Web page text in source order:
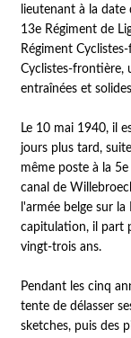
lieutenant à la
13e Régiment de
Régiment
Cyclistes-frontière,
entraînées et
Le 10 mai 1940, il
jours plus tard,
même poste à la
canal de
l'armée belge sur
capitulation, il part
vingt-trois ans.
Pendant les cinq
tente de délasser
sketches, puis des